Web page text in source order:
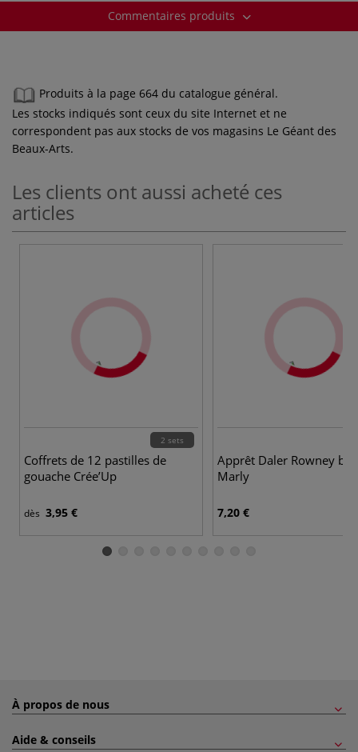
Commentaires produits
Produits à la page 664 du catalogue général.
Les stocks indiqués sont ceux du site Internet et ne
correspondent pas aux stocks de vos magasins Le Géant des
Beaux-Arts.
Les clients ont aussi acheté ces
articles
2 sets
Coffrets de 12 pastilles de
gouache Crée’Up
dès 3,95 €
Apprêt Daler Rowney
Marly
7,20 €
À propos de nous
Aide & conseils